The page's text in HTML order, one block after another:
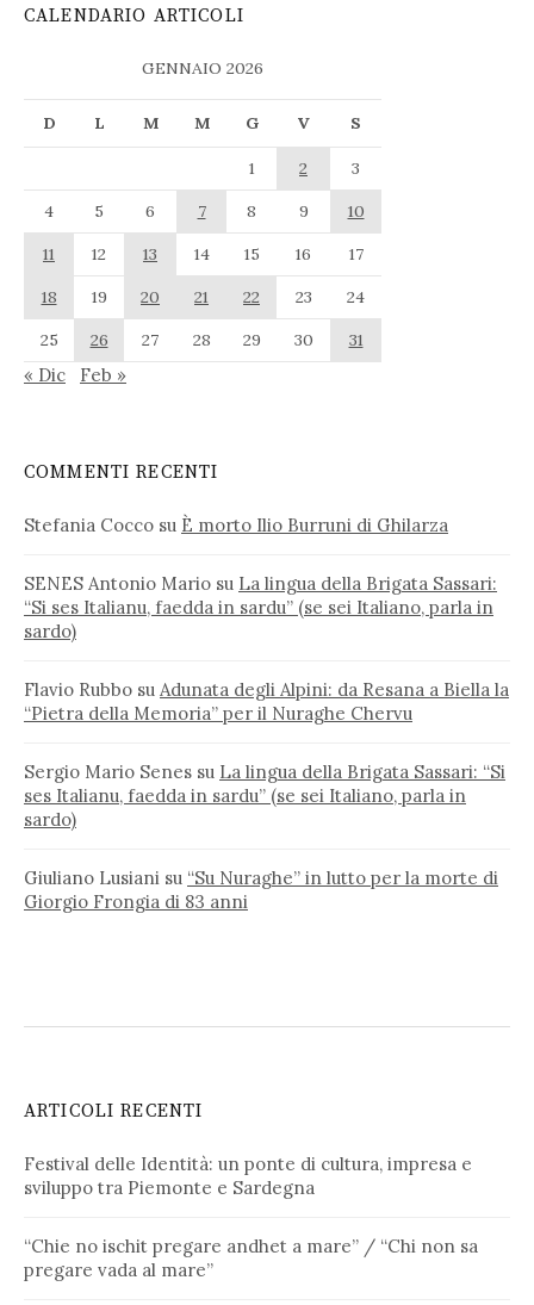
CALENDARIO ARTICOLI
GENNAIO 2026
D L M M G V S
1 2
3
4
5 6 7 8 9
10
11
12 13 14 15 16
17
18
19 20 21 22 23
24
25
26 27 28 29 30 31
« Dic Feb »
COMMENTI RECENTI
Stefania Cocco su È morto Ilio Burruni di Ghilarza
SENES Antonio Mario su La lingua della Brigata Sassari:
“Si ses Italianu, faedda in sardu” (se sei Italiano, parla in
sardo)
Flavio Rubbo su Adunata degli Alpini: da Resana a Biella la
“Pietra della Memoria” per il Nuraghe Chervu
Sergio Mario Senes su La lingua della Brigata Sassari: “Si
ses Italianu, faedda in sardu” (se sei Italiano, parla in
sardo)
Giuliano Lusiani su “Su Nuraghe” in lutto per la morte di
Giorgio Frongia di 83 anni
ARTICOLI RECENTI
Festival delle Identità: un ponte di cultura, impresa e
sviluppo tra Piemonte e Sardegna
“Chie no ischit pregare andhet a mare” / “Chi non sa
pregare vada al mare”